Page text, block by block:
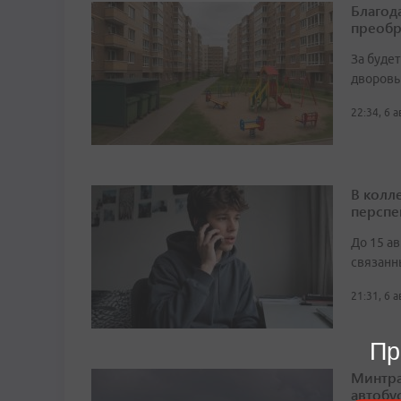
За
22:34, 6
В
До 15
21:31, 6